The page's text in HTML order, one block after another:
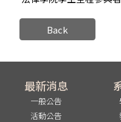
Back
最新消息
一般公告
活動公告